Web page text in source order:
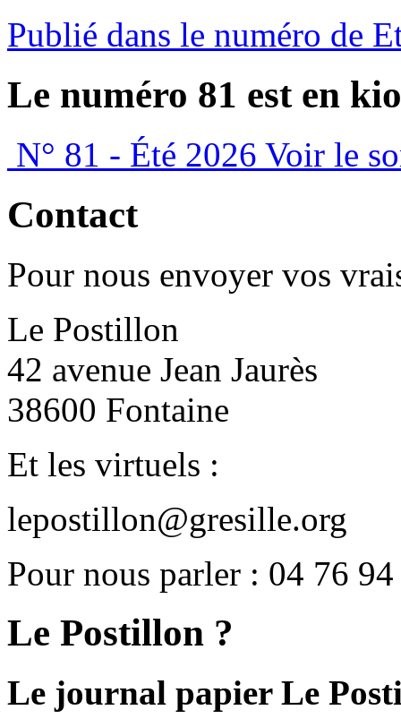
Publié dans le numéro de
Le numéro 81 est en
N° 81 - Été 2026 Voir le
Contact
Pour nous envoyer vos
Le Postillon
42 avenue Jean Jaurès
38600 Fontaine
Et les virtuels :
lepostillon@gresille.org
Pour nous parler : 04 76
Le Postillon ?
Le journal papier Le